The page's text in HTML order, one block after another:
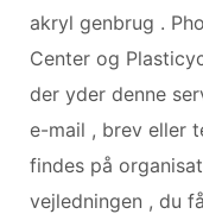
akryl genbrug .
Center og
der yder denne
e-mail , brev eller
findes på
vejledningen , du